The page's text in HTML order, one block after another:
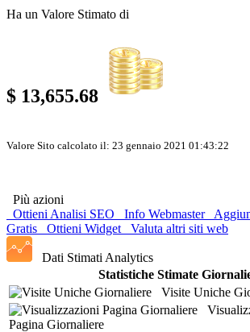
Ha un Valore Stimato di
$ 13,655.68
Valore Sito calcolato il: 23 gennaio 2021 01:43:22
Più azioni
Ottieni Analisi SEO
Info Webmaster
Gratis
Ottieni Widget Valuta altri siti web
Dati Stimati Analytics
Statistiche Stimate
Visite Uniche
Pagina Giornaliere